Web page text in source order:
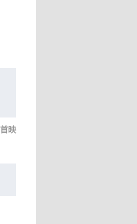
首映